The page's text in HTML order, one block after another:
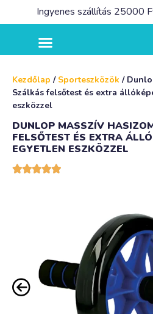
Ingyenes szállítás 25000
Kezdőlap / Sporteszközök /
Szálkás felsőtest és extra
eszközzel
DUNLOP MASSZÍV
FELSŐTEST ÉS EXTRA
EGYETLEN ESZKÖZZEL
